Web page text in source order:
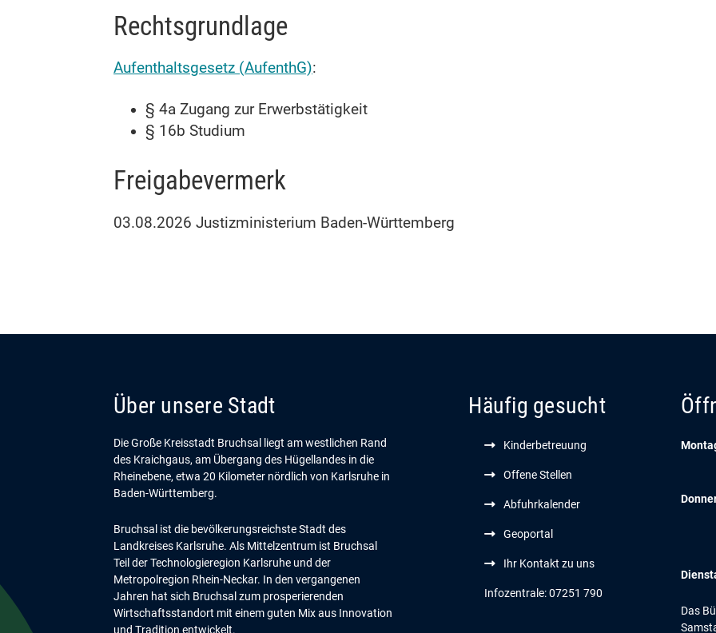
Rechtsgrundlage
Aufenthaltsgesetz (AufenthG):
§ 4a Zugang zur Erwerbstätigkeit
§ 16b Studium
Freigabevermerk
03.08.2026 Justizministerium Baden-Württemberg
Über unsere Stadt
Die Große Kreisstadt Bruchsal liegt am westlichen Rand
des Kraichgaus, am Übergang des Hügellandes in die
Rheinebene, etwa 20 Kilometer nördlich von Karlsruhe in
Baden-Württemberg.
Bruchsal ist die bevölkerungsreichste Stadt des
Landkreises Karlsruhe. Als Mittelzentrum ist Bruchsal
Teil der Technologieregion Karlsruhe und der
Metropolregion Rhein-Neckar. In den vergangenen
Jahren hat sich Bruchsal zum prosperierenden
Wirtschaftsstandort mit einem guten Mix aus Innovation
und Tradition entwickelt.
Häufig gesucht
Kinderbetreuung
Offene Stellen
Abfuhrkalender
Geoportal
Ihr Kontakt zu uns
Infozentrale: 07251 790
Das